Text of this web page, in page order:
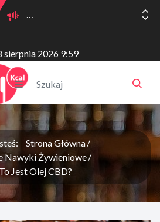
sierpnia 2026 9:59
Strona Główna
Nawyki Żywieniowe
Jest Olej CBD?